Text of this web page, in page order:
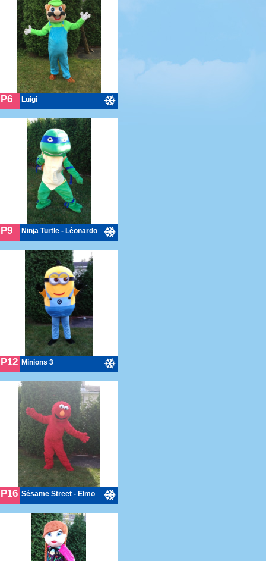
P6 Luigi
P9 Ninja Turtle - Léonardo
P12 Minions 3
P16 Sésame Street - Elmo